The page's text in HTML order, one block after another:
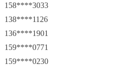
158****3033
138****1126
136****1901
159****0771
159****0230